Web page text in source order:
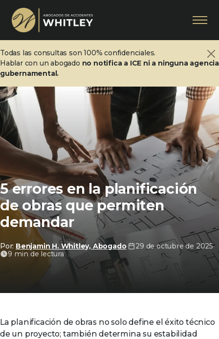
Todas las consultas son 100% confidenciales.
Hablar con un abogado no notifica a ICE ni a ninguna agencia
gubernamental.
5 errores en la planificación
de obras que permiten
demandar
Por: Benjamin H. Whitley, Abogado· 29 de octubre de 2025·
9 min de lectura
La planificación de obras no solo define el éxito técnico
de un proyecto; también determina su estabilidad